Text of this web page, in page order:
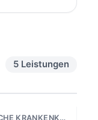
5 Leistungen
BERGISCHE KRANKENKASSE